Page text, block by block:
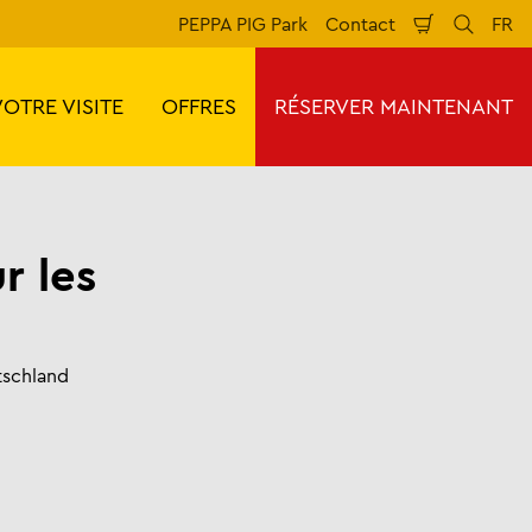
PEPPA PIG Park Contact
Panier
d'achat
FR
VISITE OFFRES RÉSERVER MAINTENANT
les